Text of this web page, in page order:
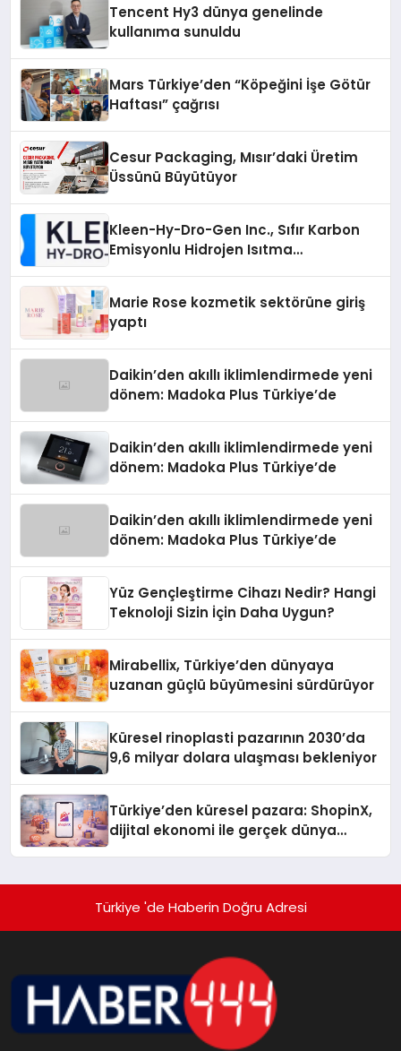
Tencent Hy3 dünya genelinde
kullanıma sunuldu
Mars Türkiye’den “Köpeğini İşe Götür
Haftası” çağrısı
Cesur Packaging, Mısır’daki Üretim
Üssünü Büyütüyor
Kleen-Hy-Dro-Gen Inc., Sıfır Karbon
Emisyonlu Hidrojen Isıtma
Marie Rose kozmetik sektörüne giriş
yaptı
Daikin’den akıllı iklimlendirmede yeni
dönem: Madoka Plus Türkiye’de
Daikin’den akıllı iklimlendirmede yeni
dönem: Madoka Plus Türkiye’de
Daikin’den akıllı iklimlendirmede yeni
dönem: Madoka Plus Türkiye’de
Yüz Gençleştirme Cihazı Nedir? Hangi
Teknoloji Sizin İçin Daha Uygun?
Mirabellix, Türkiye’den dünyaya
uzanan güçlü büyümesini sürdürüyor
Küresel rinoplasti pazarının 2030’da
9,6 milyar dolara ulaşması bekleniyor
Türkiye’den küresel pazara: ShopinX,
dijital ekonomi ile gerçek dünya
Türkiye 'de Haberin Doğru Adresi